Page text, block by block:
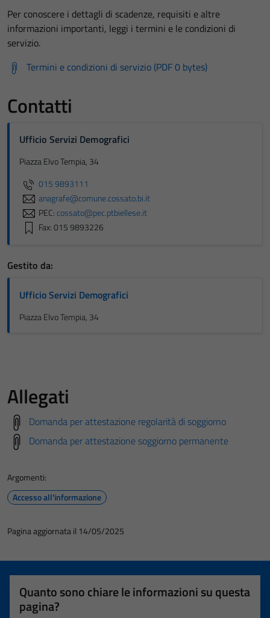
Per conoscere i dettagli di scadenze, requisiti e altre
informazioni importanti, leggi i termini e le condizioni di
servizio.
Termini e condizioni di servizio (PDF 0 bytes)
Contatti
Ufficio Servizi Demografici
Piazza Elvo Tempia, 34
015 9893111
anagrafe@comune.cossato.bi.it
PEC:cossato@pec.ptbiellese.it
Fax: 015 9893226
Gestito da:
Ufficio Servizi Demografici
Piazza Elvo Tempia, 34
Allegati
Domanda per attestazione regolarità di soggiorno
Domanda per attestazione soggiorno permanente
Argomenti:
Accesso all'informazione
Pagina aggiornata il 14/05/2025
Quanto sono chiare le informazioni su questa
pagina?
Tecnici